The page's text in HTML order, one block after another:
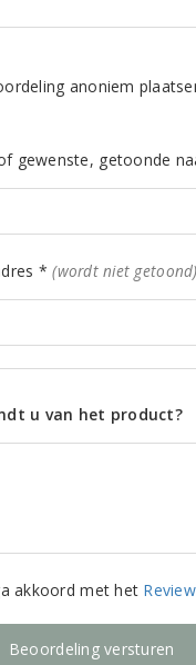
anoniem
gewenste, getoonde
*(wordt niet getoond)
u van het product?
akkoord met het